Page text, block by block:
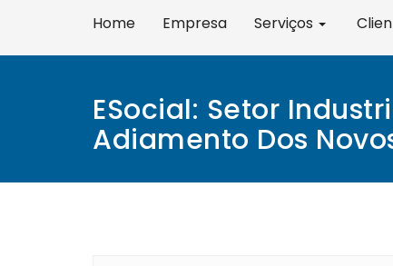
Home Empresa Serviços
ESocial: Setor
Adiamento Dos